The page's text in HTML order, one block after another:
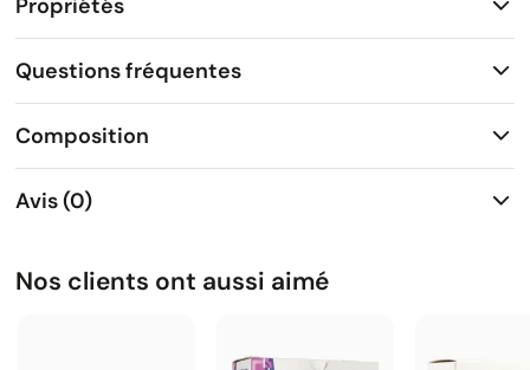
Propriétés
Questions fréquentes
Composition
Avis (0)
Nos clients ont aussi aimé